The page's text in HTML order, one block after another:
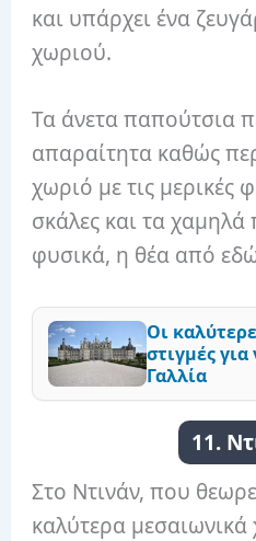
και υπάρχει ένα
χωριού.
Τα άνετα παπούτσια
απαραίτητα καθώς
χωριό με τις μερικές
σκάλες και τα
φυσικά, η θέα από εδώ
Οι
στιγμές
Γαλλία
11.
Στο Ντινάν, που
καλύτερα